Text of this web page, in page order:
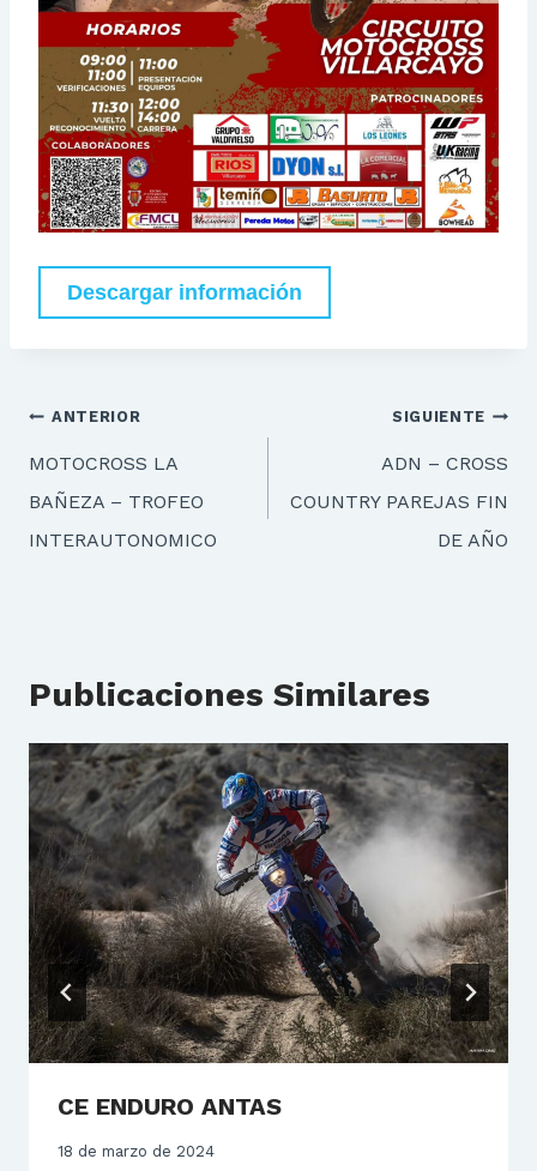
Descargar información
Navegación
de
entradas
ANTERIOR
MOTOCROSS LA
BAÑEZA – TROFEO
INTERAUTONOMICO
SIGUIENTE
ADN – CROSS
COUNTRY PAREJAS FIN
DE AÑO
Publicaciones Similares
CE ENDURO ANTAS
18 de marzo de 2024